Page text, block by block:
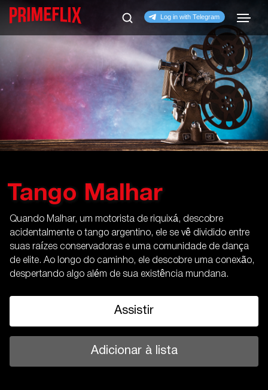
Tango Malhar
Quando Malhar, um motorista de riquixá, descobre
acidentalmente o tango argentino, ele se vê dividido entre
suas raízes conservadoras e uma comunidade de dança
de elite. Ao longo do caminho, ele descobre uma conexão,
despertando algo além de sua existência mundana.
Assistir
Adicionar à lista